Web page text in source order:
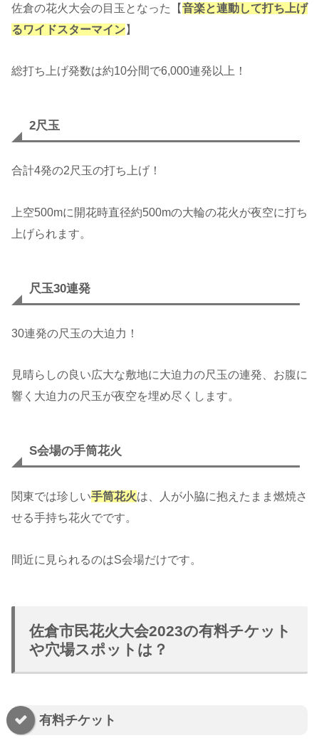
佐倉の花火大会の目玉となった【音楽と連動して打ち上げ
るワイドスターマイン】
総打ち上げ発数は約10分間で6,000連発以上！
2尺玉
合計4発の2尺玉の打ち上げ！
上空500mに開花時直径約500mの大輪の花火が夜空に打ち
上げられます。
尺玉30連発
30連発の尺玉の大迫力！
見晴らしの良い広大な敷地に大迫力の尺玉の連発、お腹に
響く大迫力の尺玉が夜空を埋め尽くします。
S会場の手筒花火
関東では珍しい手筒花火は、人が小脇に抱えたまま燃焼さ
せる手持ち花火でです。
間近に見られるのはS会場だけです。
佐倉市民花火大会2023の有料チケット
や穴場スポットは？
有料チケット